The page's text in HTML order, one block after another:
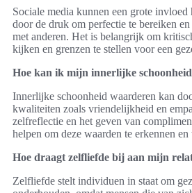
Sociale media kunnen een grote invloed
door de druk om perfectie te bereiken
met anderen. Het is belangrijk om
kijken en grenzen te stellen voor een
Hoe kan ik mijn innerlijke
Innerlijke schoonheid waarderen kan
kwaliteiten zoals vriendelijkheid en
zelfreflectie en het geven van
helpen om deze waarden te erkennen en
Hoe draagt zelfliefde bij aan mijn
Zelfliefde stelt individuen in staat om